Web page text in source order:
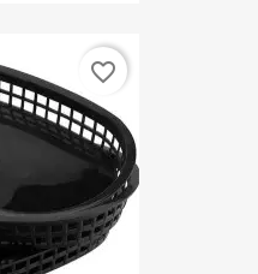
favorite_border